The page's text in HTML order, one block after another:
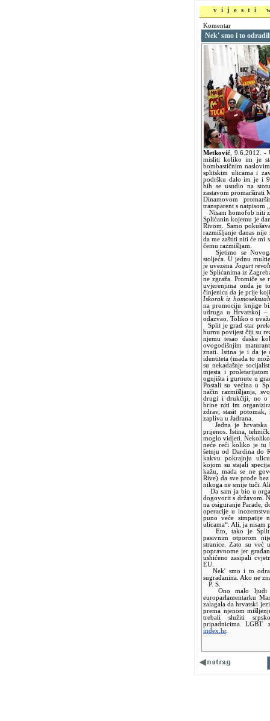
vijesti
Komentar
Nek' smo i to
Metković ,9.6.2012.-
misliti koliko im je
bombastičnim
splitskim ulicama i
podršku dalo im je i
bih se usudio na
zastavom promarširati
Dinamovom
transparent s natpisom
Nisam homofob niti
Splićanin kojemu je
Rivom. Samo
razmišljanje danas
da me zaštiti niti će mi
čemu razmišljam.
Sjetimo se Novoga
stoljeća. U jednu
je uvezena Jogurt
je Splićanima iz
ne zgraža. Promiče se
uvjerenjima onda je
činjenica da je prije
Iskorak iz
na promociju knjige
udruga u Hrvatskoj –
odazvao. Toliko o
Split je grad star
burnu povijest čiji su
njemu tesao daske
ovogodišnjim
znati. Istina je i da je
identiteta (mada to
su nekadašnje
mjesta i
ognjišta i gurnute u
Postali su većina u
način razmišljanja,
drugi i drukčiji, no o
brine niti im
zdrav, stasit
zapliva u Jadrana.
Jedna je hrvatska
prijenos. Istina,
moglo vidjeti.
neće reći koliko je tu
šetnju od Đardina do
kakvu pokrajnju
kojom su stajali
kažu, mada se ne
Rive) da sve prođe
nikoga ne smije tuči.
Da sam ja bio u
dogovorit s državom.
na osiguranje Parade,
operacije u
puno veće simpatije
ulicama“. Ali, ja nisam
Eto, tako je Split
pasivnim otporom
stranice. Zato su već
popravnome jer
ushićeno zasipali
EU.
Nek' smo i to
sugrađanina. Ako ne
P. S.
Ono malo ljudi
europarlamentarku
zalagala da hrvatski
prema njenom
trebali služiti
pripadnicima LGBT
index.hr.